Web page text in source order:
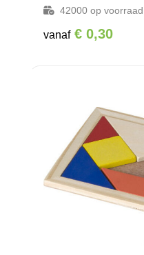
42000op voorraad
vanaf € 0,30